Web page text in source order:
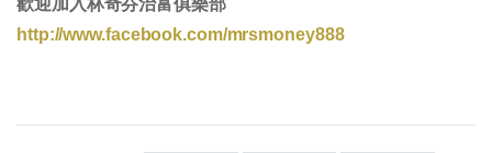
http://www.facebook.com/mrsmoney888